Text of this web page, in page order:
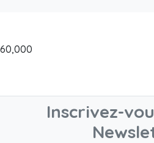
60,000
Inscrivez-